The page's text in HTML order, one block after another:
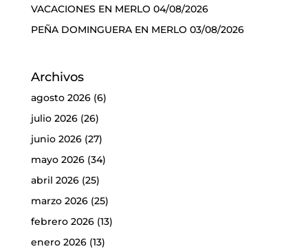
VACACIONES EN MERLO 04/08/2026
PEÑA DOMINGUERA EN MERLO 03/08/2026
Archivos
agosto 2026(6)
julio 2026(26)
junio 2026(27)
mayo 2026(34)
abril 2026(25)
marzo 2026(25)
febrero 2026(13)
enero 2026(13)